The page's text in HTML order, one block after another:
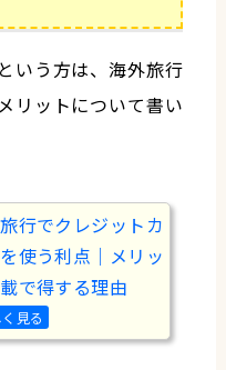
いう方は、海外旅行
リットについて書い
行でクレジットカ
使う利点｜メリッ
で得する理由